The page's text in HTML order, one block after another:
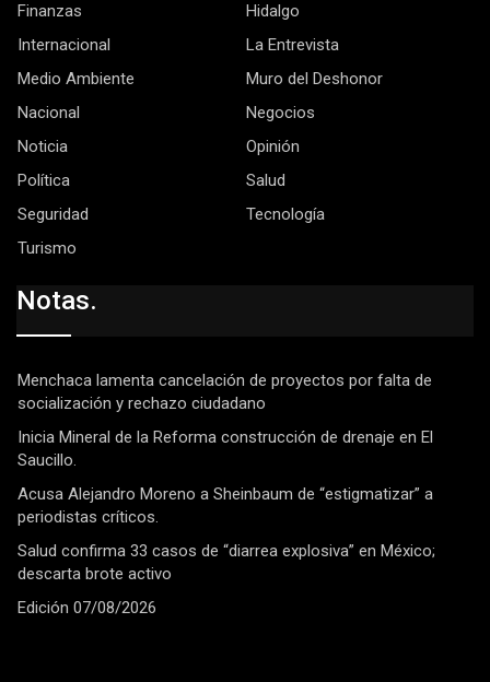
Finanzas
Hidalgo
Internacional
La Entrevista
Medio Ambiente
Muro del Deshonor
Nacional
Negocios
Noticia
Opinión
Política
Salud
Seguridad
Tecnología
Turismo
Notas.
Menchaca lamenta cancelación de proyectos por falta de
socialización y rechazo ciudadano
Inicia Mineral de la Reforma construcción de drenaje en El
Saucillo.
Acusa Alejandro Moreno a Sheinbaum de “estigmatizar” a
periodistas críticos.
Salud confirma 33 casos de “diarrea explosiva” en México;
descarta brote activo
Edición 07/08/2026